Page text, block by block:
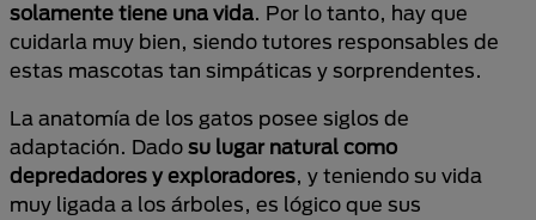
solamente tiene una vida. Por lo tanto, hay que
cuidarla muy bien, siendo tutores responsables de
estas mascotas tan simpáticas y sorprendentes.
La anatomía de los gatos posee siglos de
adaptación. Dado su lugar natural como
depredadores y exploradores, y teniendo su vida
muy ligada a los árboles, es lógico que sus